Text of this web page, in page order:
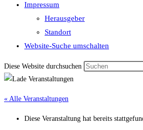
Impressum
Herausgeber
Standort
Website-Suche umschalten
Diese Website durchsuchen
« Alle Veranstaltungen
Diese Veranstaltung hat bereits